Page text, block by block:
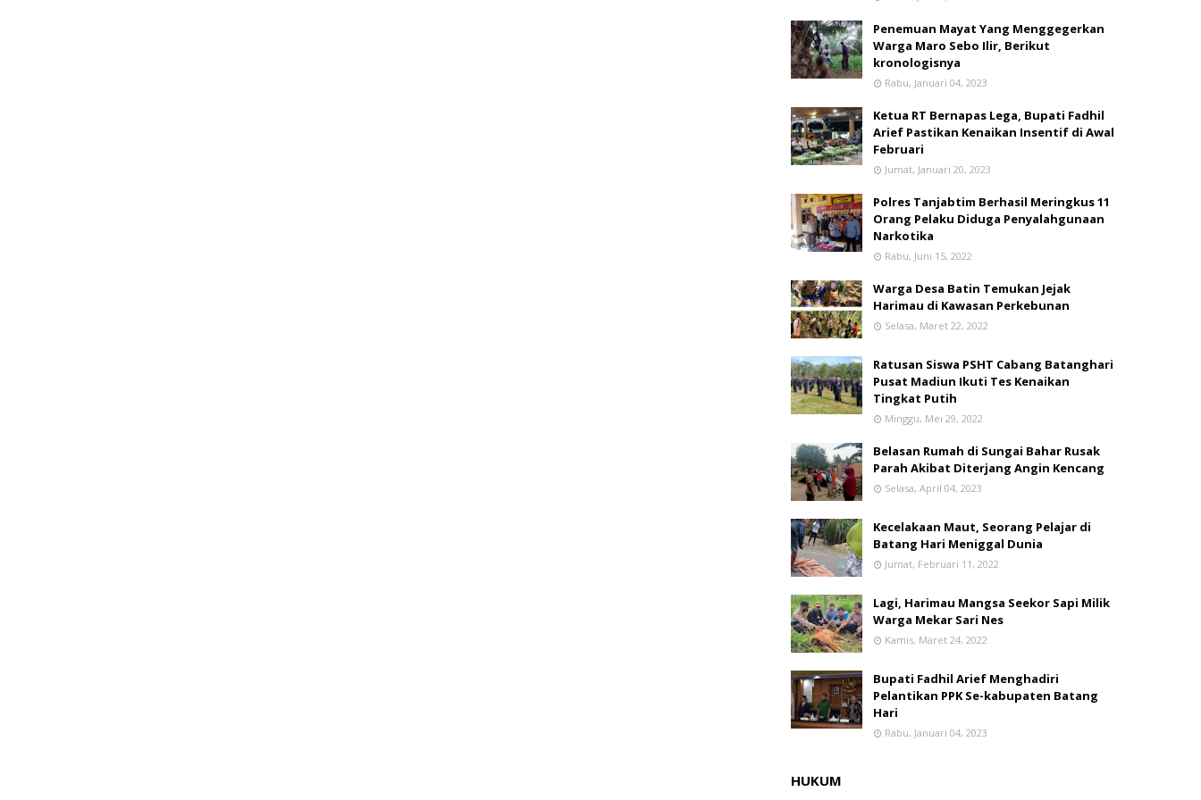
Penemuan Mayat Yang Menggegerkan
Warga Maro Sebo Ilir, Berikut
kronologisnya
Rabu, Januari 04, 2023
Ketua RT Bernapas Lega, Bupati Fadhil
Arief Pastikan Kenaikan Insentif di Awal
Februari
Jumat, Januari 20, 2023
Polres Tanjabtim Berhasil Meringkus 11
Orang Pelaku Diduga Penyalahgunaan
Narkotika
Rabu, Juni 15, 2022
Warga Desa Batin Temukan Jejak
Harimau di Kawasan Perkebunan
Selasa, Maret 22, 2022
Ratusan Siswa PSHT Cabang Batanghari
Pusat Madiun Ikuti Tes Kenaikan
Tingkat Putih
Minggu, Mei 29, 2022
Belasan Rumah di Sungai Bahar Rusak
Parah Akibat Diterjang Angin Kencang
Selasa, April 04, 2023
Kecelakaan Maut, Seorang Pelajar di
Batang Hari Meniggal Dunia
Jumat, Februari 11, 2022
Lagi, Harimau Mangsa Seekor Sapi Milik
Warga Mekar Sari Nes
Kamis, Maret 24, 2022
Bupati Fadhil Arief Menghadiri
Pelantikan PPK Se-kabupaten Batang
Hari
Rabu, Januari 04, 2023
HUKUM